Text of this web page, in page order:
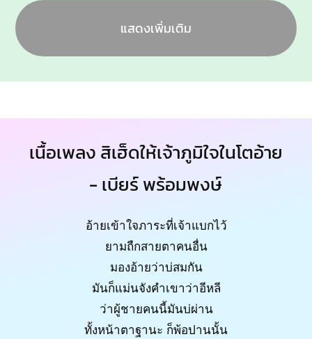
แสดงเพิ่มเติม
เนื้อเพลง สิเฮ็ดให้เจ้าภูมิใจในโตอ้าย
- เบียร์ พร้อมพงษ์
อ้ายเข้าใจภาระที่เจ้าแบกไว้
ยามถืกสายตาคนอื่น
มองอ้ายว่าบ่สมกัน
มันก็แม่นจังคำเขาว่าอีหลี
ว่าผู้ชายคนนี้มันบ่ผ่าน
ทั้งหน้าตาฐานะ ก็พ้อปานนั้น